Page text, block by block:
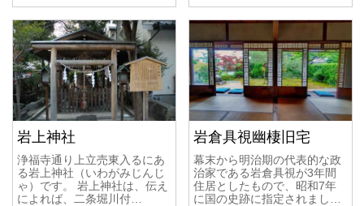
岩上神社
浄福寺通り上立売東入るにあ
る岩上神社（いわがみじんじ
ゃ）です。 岩上神社は、伝え
によれば、二条堀川付…
岩倉具視幽棲旧宅
幕末から明治期の代表的な政
治家である岩倉具視が3年間
住居としたもので、昭和7年
に国の史跡に指定されまし…